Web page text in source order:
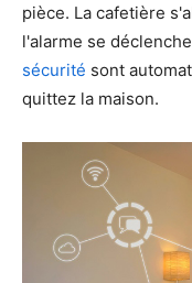
pièce. La cafetière
l'alarme se
sécurité sont
quittez la maison.